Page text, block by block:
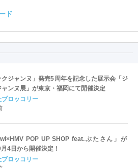
ド
クジャンヌ」発売5周年を記念した展示会「ジ
ャンヌ展」が東京・福岡にて開催決定
ブロッコリー
POP UP SHOP feat.ぶたさん」が
4日から開催決定！
ブロッコリー